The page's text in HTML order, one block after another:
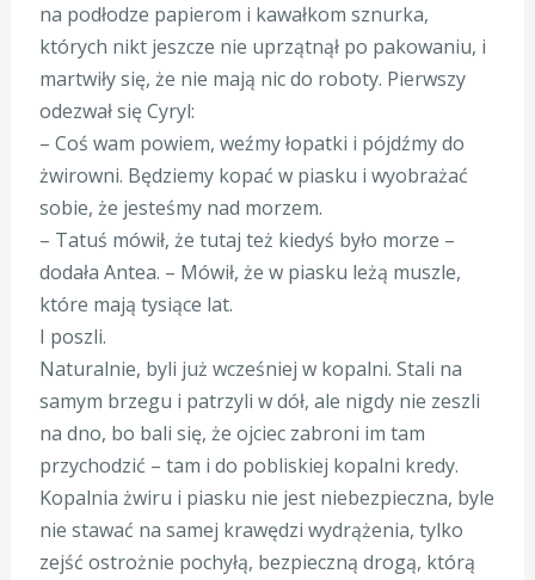
na podłodze papierom i kawałkom sznurka,
których nikt jeszcze nie uprzątnął po pakowaniu, i
martwiły się, że nie mają nic do roboty. Pierwszy
odezwał się Cyryl:
– Coś wam powiem, weźmy łopatki i pójdźmy do
żwirowni. Będziemy kopać w piasku i wyobrażać
sobie, że jesteśmy nad morzem.
– Tatuś mówił, że tutaj też kiedyś było morze –
dodała Antea. – Mówił, że w piasku leżą muszle,
które mają tysiące lat.
I poszli.
Naturalnie, byli już wcześniej w kopalni. Stali na
samym brzegu i patrzyli w dół, ale nigdy nie zeszli
na dno, bo bali się, że ojciec zabroni im tam
przychodzić – tam i do pobliskiej kopalni kredy.
Kopalnia żwiru i piasku nie jest niebezpieczna, byle
nie stawać na samej krawędzi wydrążenia, tylko
zejść ostrożnie pochyłą, bezpieczną drogą, którą